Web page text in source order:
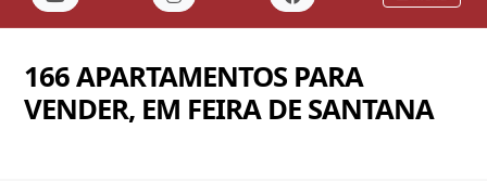
166 APARTAMENTOS PARA
VENDER, EM FEIRA DE SANTANA